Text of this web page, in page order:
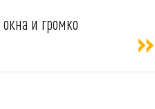
и громко